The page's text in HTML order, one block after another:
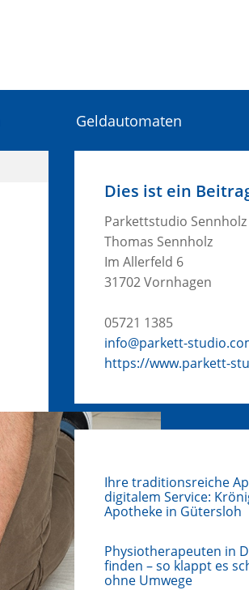
Geldautomaten
Dies ist ein
Parkettstudio Sennholz
Thomas Sennholz
Im Allerfeld 6
31702 Vornhagen
05721 1385
info@parkett-
https://www.parkett-
Ihre traditionsreiche
digitalem Service:
Apotheke in Gütersloh
Physiotherapeuten in
finden – so klappt es
ohne Umwege